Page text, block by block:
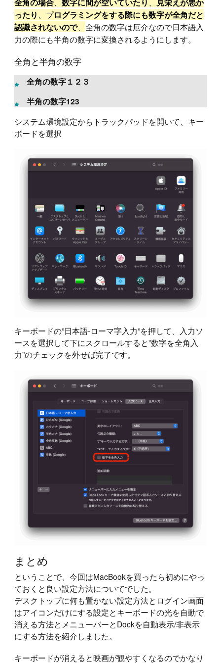
全角の場合 数字に間が空いていたり
見栄えが悪か
ったり
、プログラミングをする際にも数字が全角だと
認識されないので、 全角の数字は厄介なので日本語入
力の際にも半角の数字に変換されるようにします。
全角と半角の数字
全角の数字１２３
半角の数字123
システム環境設定からトラックパッドを開いて、キー
ボードを選択
キーボードの”日本語-ローマ字入力”を押して、入力ソ
ースを選択して下にスクロールすると”数字を全角入
力”のチェックを外せば完了です。
まとめ
ということで、今回はMacBookを買ったら初めにやっ
ておくと良い設定方法についてでした。
デスクトップに何も置かない設定方法とログイン画面
はアイコンだけにする設定とキーボードの光を自動で
消える方法とメニューバーとDockを自動表示/非表示
にする方法を紹介しました。
キーボードが消えると映画が観やすくなるのでかなり